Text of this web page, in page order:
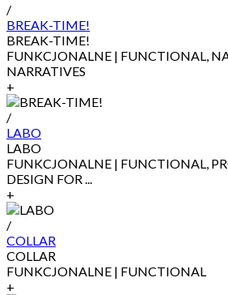
/
BREAK-TIME!
BREAK-TIME!
FUNKCJONALNE | FUNCTIONAL,
NARRATIVES
+
/
LABO
LABO
FUNKCJONALNE | FUNCTIONAL,
DESIGN FOR ...
+
/
COLLAR
COLLAR
FUNKCJONALNE | FUNCTIONAL
+